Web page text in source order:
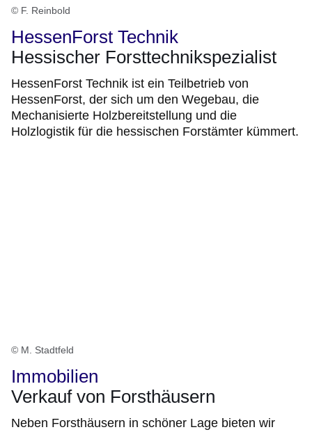
© F. Reinbold
HessenForst Technik
Hessischer Forsttechnikspezialist
HessenForst Technik ist ein Teilbetrieb von
HessenForst, der sich um den Wegebau, die
Mechanisierte Holzbereitstellung und die
Holzlogistik für die hessischen Forstämter kümmert.
© M. Stadtfeld
Immobilien
Verkauf von Forsthäusern
Neben Forsthäusern in schöner Lage bieten wir